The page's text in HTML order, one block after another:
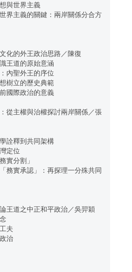
與世界主義
界主義的關鍵：兩岸關係分合方
化的外王政治思路／陳復
王道的原始意涵
內聖外王的序位
樹立的歷史典範
國際政治的意義
從主權與治權探討兩岸關係／張
詮釋到共同架構
定位
實分割」
務實承認」：再探理一分殊共同
王道之中正和平政治／吳羿穎
夫
治